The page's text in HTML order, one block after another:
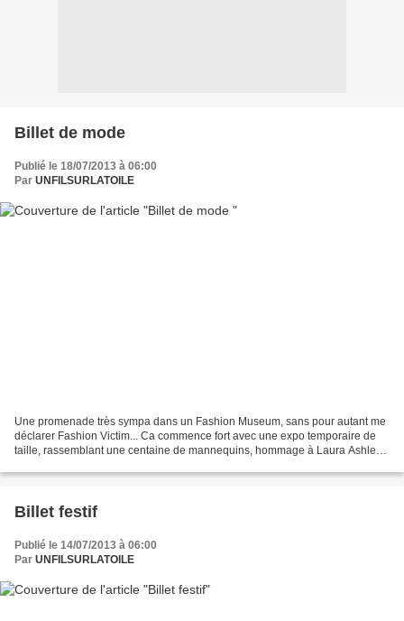
Billet de mode
Publié le 18/07/2013 à 06:00
Par UNFILSURLATOILE
Une promenade très sympa dans un Fashion Museum, sans pour autant me
déclarer Fashion Victim... Ca commence fort avec une expo temporaire de
taille, rassemblant une centaine de mannequins, hommage à Laura Ashley
Billet festif
Publié le 14/07/2013 à 06:00
Par UNFILSURLATOILE